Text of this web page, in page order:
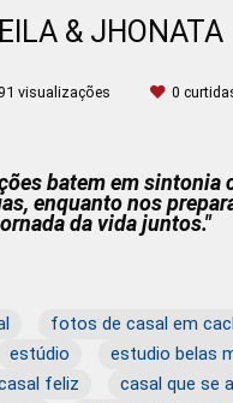
& JHONATA
visualizações 0
batem em sintonia
enquanto nos
da vida juntos."
fotos de casal em
estúdio
estudio belas
feliz
casal que se